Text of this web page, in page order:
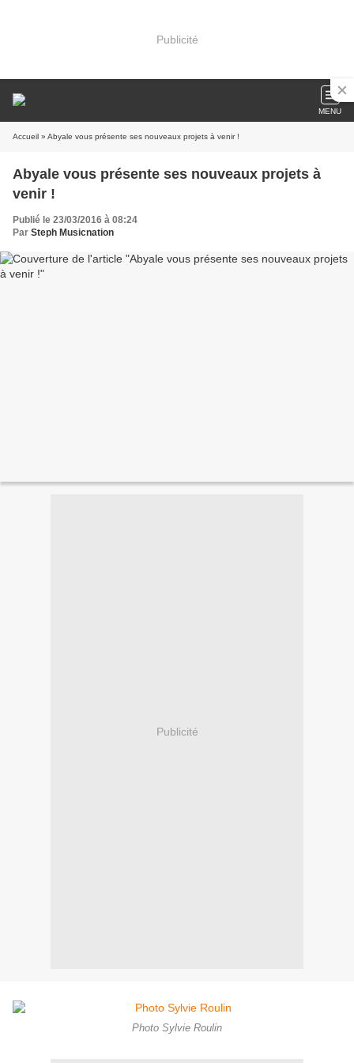
Publicité
MENU
Accueil » Abyale vous présente ses nouveaux projets à venir !
Abyale vous présente ses nouveaux projets à
venir !
Publié le 23/03/2016 à 08:24
Par Steph Musicnation
Publicité
Photo Sylvie Roulin